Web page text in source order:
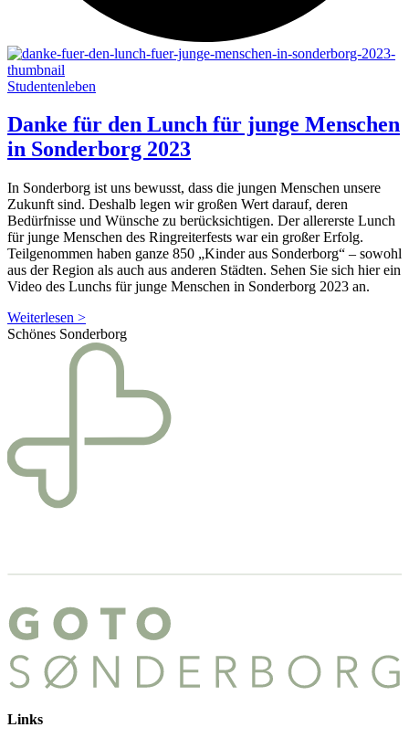
Studentenleben
Danke für den Lunch für junge Menschen
in Sonderborg 2023
In Sonderborg ist uns bewusst, dass die jungen Menschen unsere
Zukunft sind. Deshalb legen wir großen Wert darauf, deren
Bedürfnisse und Wünsche zu berücksichtigen. Der allererste Lunch
für junge Menschen des Ringreiterfests war ein großer Erfolg.
Teilgenommen haben ganze 850 „Kinder aus Sonderborg“ – sowohl
aus der Region als auch aus anderen Städten. Sehen Sie sich hier ein
Video des Lunchs für junge Menschen in Sonderborg 2023 an.
Weiterlesen >
Schönes Sonderborg
Links